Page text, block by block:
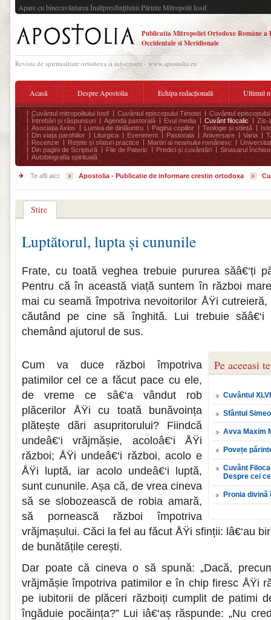
Apare cu binecuvântarea Înaltpresfinţitului Părinte Mitropolit Iosif
Publicatia Mitropoliei Ortodoxe Române a
Occidentale si Meridionale
Revista de spiritualitate ortodoxa si informare - www.apostolia.eu
Acasă Despre Apostolia Echipa redacțională Ultimul
Cuvântul mitropolitului Iosif Cuvântul episcopului Timotei
Cuvântul episcopului
Întrebări și răspunsuri
Agenda pastorală Evul media Cuvânt filocalic
Zis-
Asociația Axios
Lumea de dinlăuntru Pagina copiilor Teologie și stiință
Din viața parohiilor
Liturgica Eveniment Pastorala Aniversare Varia
Recenzie
Rețete și sfaturi practice Martiri ai neamului românesc
Din pagini de Scriptură
File de Pateric Predici și cuvântări
Sinaxarul
Autobiografia spirituală
Te afli aici: Apostolia - Publicatie de informare crestin ortodoxa
Stire
Luptătorul, lupta și cununile
Frate, cu toată veghea trebuie pururea săâ€‘ți
Pentru că în această viață suntem în război
mai cu seamă împotriva nevoitorilor ÅŸi
căutând pe cine să înghită. Lui trebuie
chemând ajutorul de sus.
Pe aceeasi
Cuvântul
Sfântul
Avva Maxim
Povețe
Cuvânt
Despre cei
Pronia
Cum va duce război împotriva
patimilor cel ce a făcut pace cu ele,
de vreme ce sâ€‘a vândut rob
plăcerilor ÅŸi cu toată bunăvoința
plătește dări asupritorului? Fiindcă
undeâ€‘i vrăjmășie, acoloâ€‘i ÅŸi
război; ÅŸi undeâ€‘i război, acolo e
ÅŸi luptă, iar acolo undeâ€‘i luptă,
sunt cununile. Așa că, de vrea cineva
să se slobozească de robia amară,
să pornească război împotriva
vrăjmașului. Căci la fel au făcut ÅŸi sfinții: lâ€‘au
de bunătățile cerești.
Dar poate că cineva o să spună: „Dacă,
vrăjmășie împotriva patimilor e în chip firesc ÅŸi
pe iubitorii de plăceri războiți cumplit de patimi
îngăduie pocăința?” Lui iâ€‘aș răspunde: „Nu